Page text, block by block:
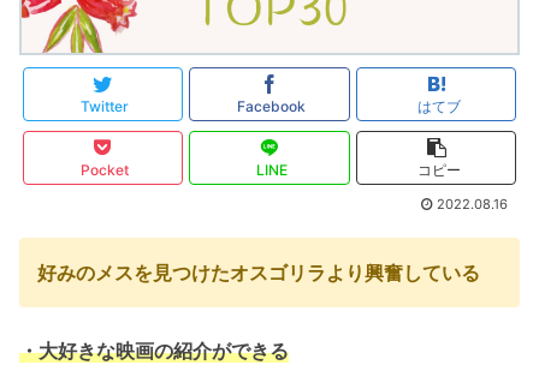
Twitter Facebook はてブ
Pocket LINE コピー
2022.08.16
好みのメスを見つけたオスゴリラより興奮している
・大好きな映画の紹介ができる